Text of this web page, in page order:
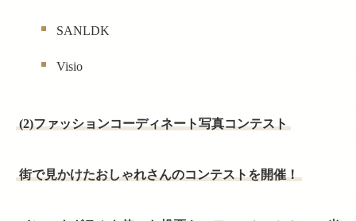
SANLDK
Visio
(2)ファッションコーディネート写真コンテスト
街で見かけたおしゃれさんのコンテストを開催！